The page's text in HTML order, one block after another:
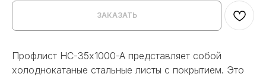
ЗАКАЗАТЬ
Профлист НС-35x1000-A представляет собой
холоднокатаные стальные листы с покрытием. Это